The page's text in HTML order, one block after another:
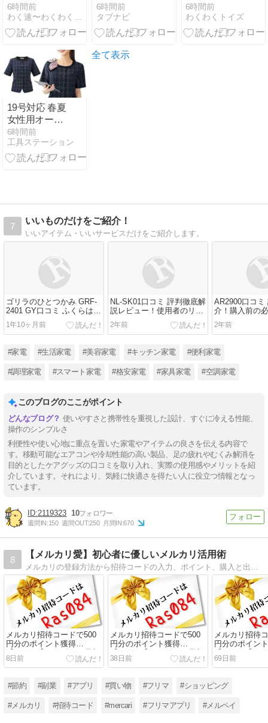
チペット用ブ
ラシのメリッ
ト・デメリッ
析！抜け毛掃
除の負担を減
らすリアルな
評判
6時間前
わく速〜わくわく速報〜
iPhone13用6
層ハイブリッ
ドケース
6時間前
タブナビ
コーラシリー
ズを客観レビ
ュー
6時間前
わくわくトイズ
19号対応 春夏
女性用オーバ
ーブラウスの
詳細レビュー
6時間前
工具ステーション
全て表示
7
いいものだけをご紹介！
いいアイテム・いいサービスだけをご紹介します。
ゴリラのひとつかみ GRF-
2401 GY口コミ ふくらはぎ
ケアでリラックス効果は抜
群？評価レビュー
1年10ヶ月前
NL-SK01口コミ 評判徹底解
説レビュー！使用者のリア
ルな声を紹介
2年前
AR2900口コミ
介！購入前の
2年前
#家電 #生活家電 #美容家電 #キッチン家電 #便利家電
#調理家電 #スマート家電 #格安家電 #家具家電 #空調家電
このブログのここがポイント
使いやすさと携帯性を重視した設計、すぐに冷える性能、
操作のシンプルさ
利便性や使い心地に重点を置いた家電やアイテムの良さを伝える内容で
す。移動可能なエアコンや冷却性能の高い製品、足の疲れやむくみ解消を
目的としたケアグッズの口コミを取り入れ、実際の使用感やメリットを紹
介しています。それにより、気軽に快適さを得たい人に役立つ情報となっ
ています。
2119323 10
週間IN:150 週間OUT:250 月間IN:670
8
【メルカリ愛】初心者に優しいメルカリ活用術
メルカリ招待コードで500
円分のポイント獲得
【Ras084】2026年8月最新
版
8日前
メルカリ招待コードで500
円分のポイント獲得
【Ras084】2026年7月最新
版
38日前
メルカリ招待
円分のポイン
【Ras084】
版
69日前
#節約 #副業 #アプリ #買い物 #フリマ #ショッピング
#メルカリ #招待コード #mercari #フリマアプリ #メルペイ